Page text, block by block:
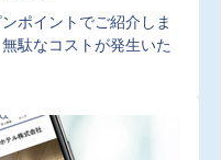
ポイントでご紹介しま
駄なコストが発生いた